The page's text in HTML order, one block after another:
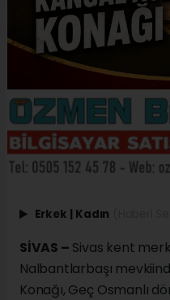
Erkek | Kadın
SİVAS – Sivas kent
Nalbantlarbaşı
Konağı, Geç Osmanlı